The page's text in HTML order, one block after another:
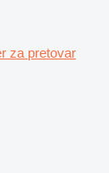
za pretovar